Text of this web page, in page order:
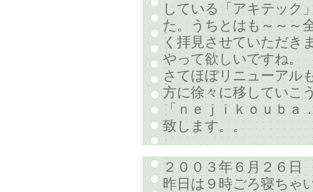
している「アキテック
た。うちとはも～～～
く拝見させていただき
やって欲しいですね。
さてほぼリニューアル
方に徐々に移していこ
「ｎｅｊｉｋｏｕｂａ
致します。。
２００３年６月２６日
昨日は９時ごろ寝ちゃ